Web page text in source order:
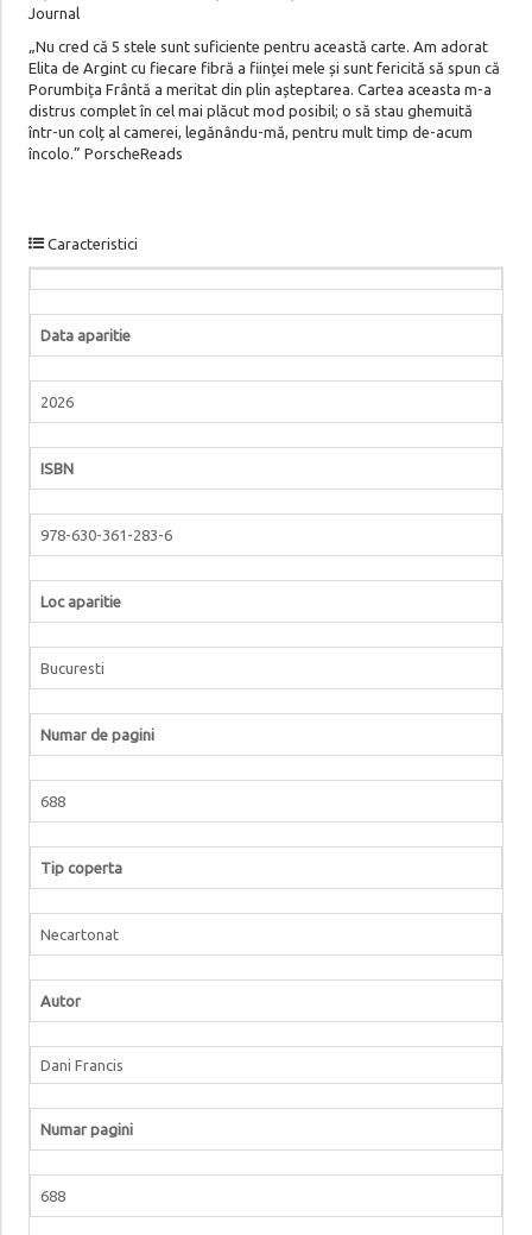
Journal
„Nu cred că 5 stele sunt suficiente pentru această carte. Am adorat
Elita de Argint cu fiecare fibră a ființei mele și sunt fericită să spun că
Porumbița Frântă a meritat din plin așteptarea. Cartea aceasta m-a
distrus complet în cel mai plăcut mod posibil; o să stau ghemuită
într-un colț al camerei, legănându-mă, pentru mult timp de-acum
încolo.” PorscheReads
Caracteristici
Data aparitie
2026
ISBN
978-630-361-283-6
Loc aparitie
Bucuresti
Numar de pagini
688
Tip coperta
Necartonat
Autor
Dani Francis
Numar pagini
688